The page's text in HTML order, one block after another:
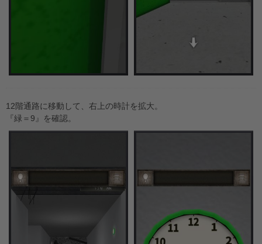
12階通路に移動して、右上の時計を拡大。
『緑＝9』を確認。